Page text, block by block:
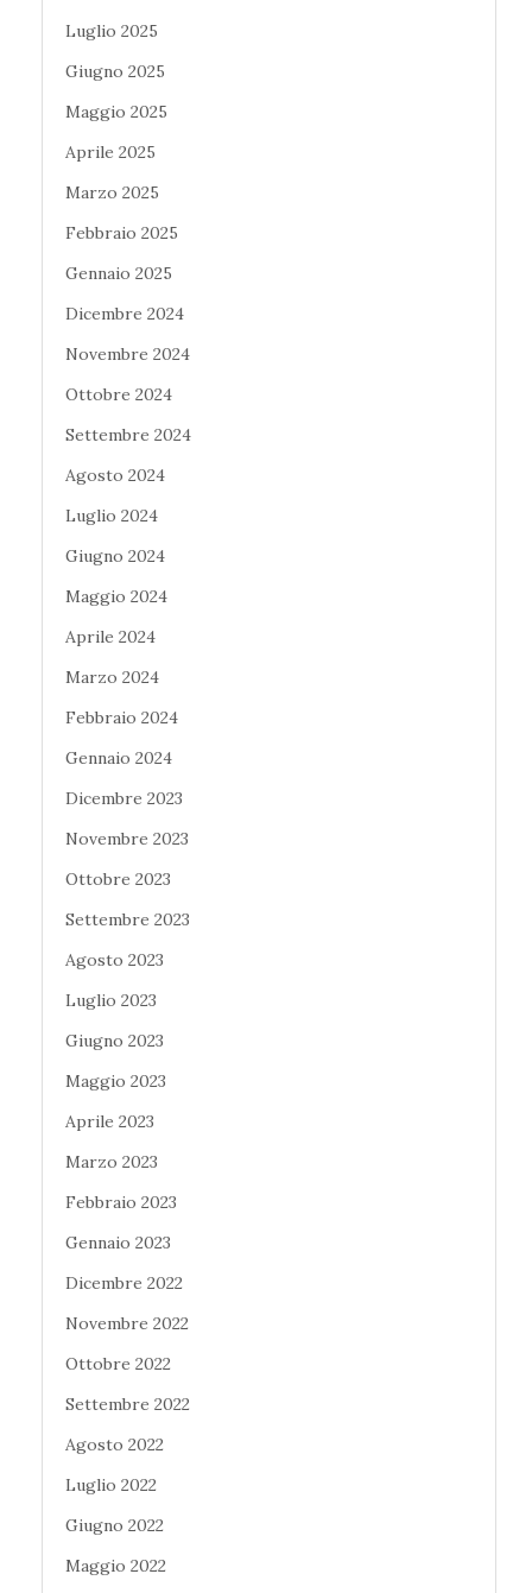
Luglio 2025
Giugno 2025
Maggio 2025
Aprile 2025
Marzo 2025
Febbraio 2025
Gennaio 2025
Dicembre 2024
Novembre 2024
Ottobre 2024
Settembre 2024
Agosto 2024
Luglio 2024
Giugno 2024
Maggio 2024
Aprile 2024
Marzo 2024
Febbraio 2024
Gennaio 2024
Dicembre 2023
Novembre 2023
Ottobre 2023
Settembre 2023
Agosto 2023
Luglio 2023
Giugno 2023
Maggio 2023
Aprile 2023
Marzo 2023
Febbraio 2023
Gennaio 2023
Dicembre 2022
Novembre 2022
Ottobre 2022
Settembre 2022
Agosto 2022
Luglio 2022
Giugno 2022
Maggio 2022